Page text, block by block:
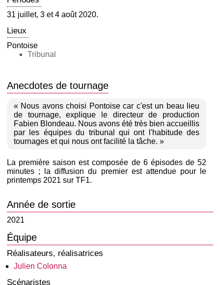
31 juillet, 3 et 4 août 2020.
Lieux
Pontoise
Tribunal
Anecdotes de tournage
« Nous avons choisi Pontoise car c'est un beau lieu
de tournage, explique le directeur de production
Fabien Blondeau. Nous avons été très bien accueillis
par les équipes du tribunal qui ont l'habitude des
tournages et qui nous ont facilité la tâche. »
La première saison est composée de 6 épisodes de 52
minutes ; la diffusion du premier est attendue pour le
printemps 2021 sur TF1.
Année de sortie
2021
Équipe
Réalisateurs, réalisatrices
Julien Colonna
Scénaristes